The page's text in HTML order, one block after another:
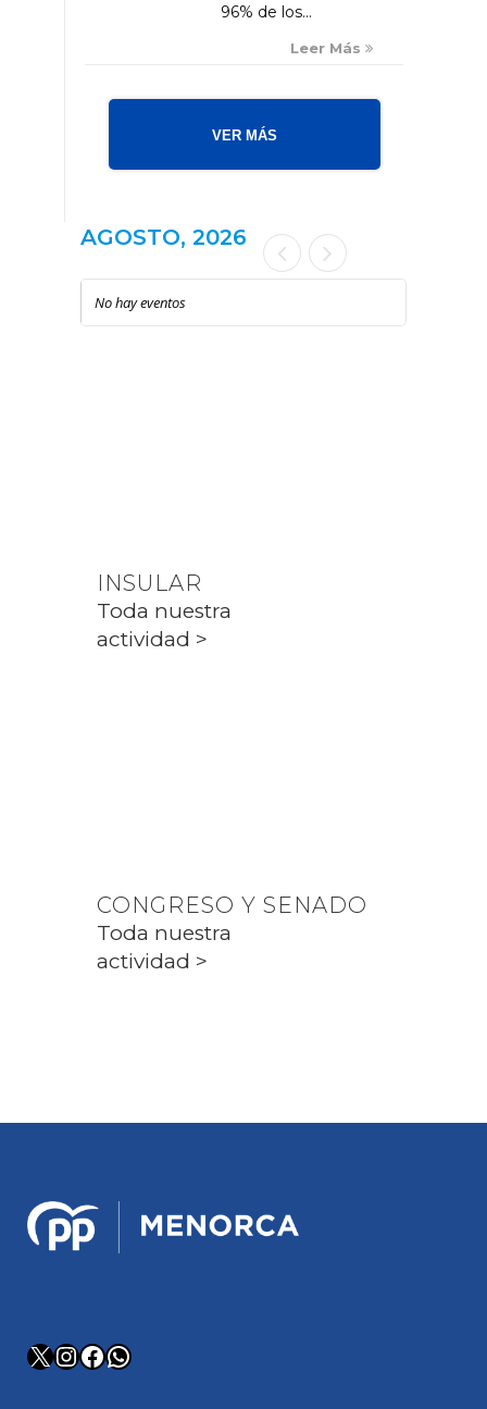
96% de los...
Leer Más
VER MÁS
AGOSTO, 2026
No hay eventos
INSULAR
Toda nuestra
actividad >
CONGRESO Y SENADO
Toda nuestra
actividad >
X Instagram
Facebook
WhatsApp